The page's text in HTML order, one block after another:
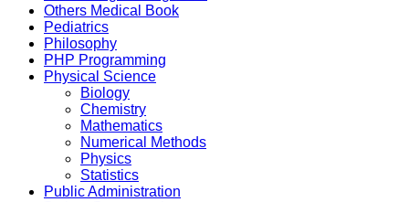
Others Medical Book
Pediatrics
Philosophy
PHP Programming
Physical Science
Biology
Chemistry
Mathematics
Numerical Methods
Physics
Statistics
Public Administration